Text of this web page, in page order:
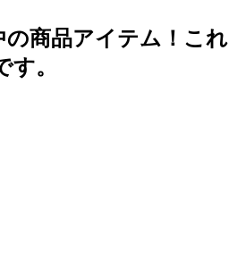
の商品アイテム！こ
。